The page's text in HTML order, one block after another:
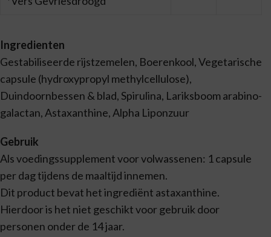
Ingredienten
Gestabiliseerde rijstzemelen, Boerenkool, Vegetarische
capsule (hydroxypropyl methylcellulose),
Duindoornbessen & blad, Spirulina, Lariksboom arabino-
galactan, Astaxanthine, Alpha Liponzuur
Gebruik
Als voedingssupplement voor volwassenen: 1 capsule
per dag tijdens de maaltijd innemen.
Dit product bevat het ingrediënt astaxanthine.
Hierdoor is het niet geschikt voor gebruik door
personen onder de 14 jaar.